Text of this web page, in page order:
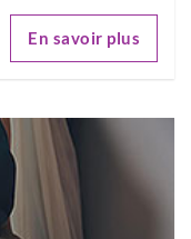
En savoir plus